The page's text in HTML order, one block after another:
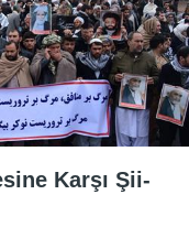
Karşı Şii-